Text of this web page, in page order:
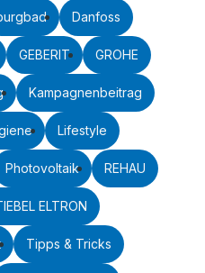
Danfoss
GEBERIT GROHE
Kampagnenbeitrag
Lifestyle
Photovoltaik REHAU
ELTRON
Tipps & Tricks